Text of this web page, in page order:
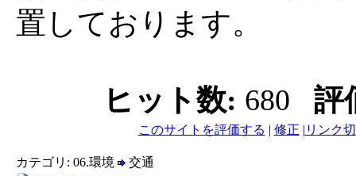
置しております。
ヒット数: 680 評
このサイトを評価する | 修正 | リンク
カテゴリ: 06.環境
交通